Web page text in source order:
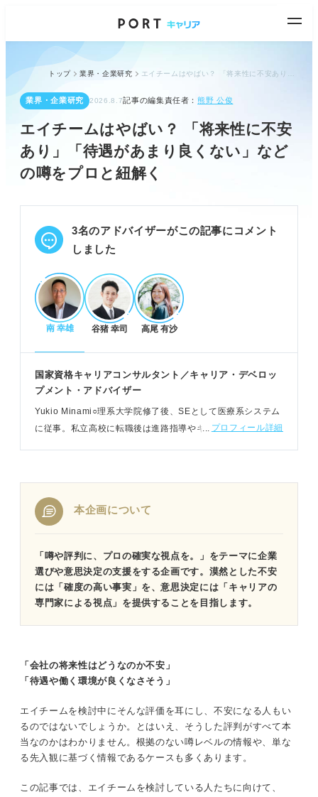
トップ 業界・企業研究
業界・企業研究 2026.8.7記事の編集責任者：熊野 公俊
エイチームはやばい？ 「将来性に不安
あり」「待遇があまり良くない」など
の噂をプロと紐解く
3名のアドバイザーがこの記事にコメント
しました
南 幸雄 谷猪 幸司 高尾 有沙
国家資格キャリアコンサルタント／キャリア・デベロッ
プメント・アドバイザー
Yukio Minami○理系大学院修了後、SEとして医療系システム
に従事。私立高校に転職後は進路指導やキャリア教育に携わ
プロフィール詳細
本企画について
「噂や評判に、プロの確実な視点を。」をテーマに企業
選びや意思決定の支援をする企画です。漠然とした不安
には「確度の高い事実」を、意思決定には「キャリアの
専門家による視点」を提供することを目指します。
「会社の将来性はどうなのか不安」
「待遇や働く環境が良くなさそう」
エイチームを検討中にそんな評価を耳にし、不安になる人もい
るのではないでしょうか。とはいえ、そうした評判がすべて本
当なのかはわかりません。根拠のない噂レベルの情報や、単な
る先入観に基づく情報であるケースも多くあります。
この記事では、エイチームを検討している人たちに向けて、